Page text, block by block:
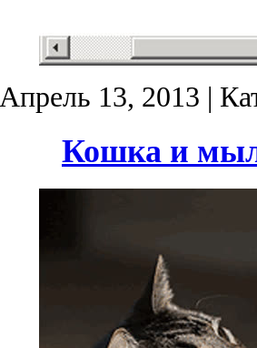
Апрель 13, 2013 |
Кошка и